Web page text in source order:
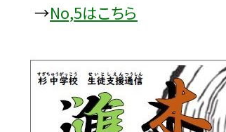
→No,5はこちら